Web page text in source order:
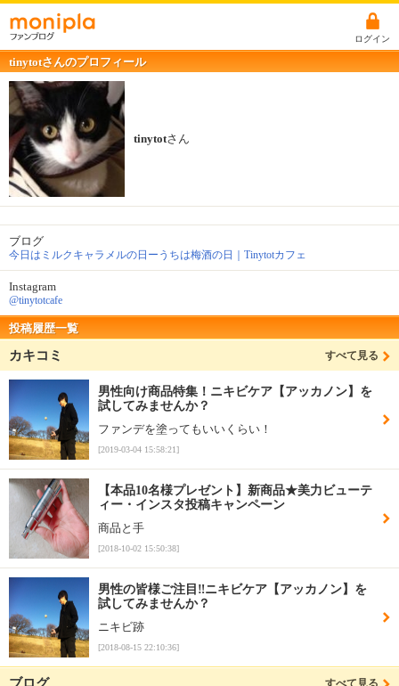
ログイン
tinytotさんのプロフィール
tinytotさん
ブログ
今日はミルクキャラメルの日ーうちは梅酒の日｜Tinytotカフェ
Instagram
@tinytotcafe
投稿履歴一覧
カキコミ すべて見る
男性向け商品特集！ニキビケア【アッカノン】を
試してみませんか？
ファンデを塗ってもいいくらい！
[2019-03-04 15:58:21]
【本品10名様プレゼント】新商品★美力ビューテ
ィー・インスタ投稿キャンペーン
商品と手
[2018-10-02 15:50:38]
男性の皆様ご注目‼ニキビケア【アッカノン】を
試してみませんか？
ニキビ跡
[2018-08-15 22:10:36]
ブログ すべて見る